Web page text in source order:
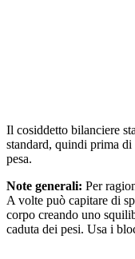
Il cosiddetto bilanciere
standard, quindi prima di
pesa.
Note generali: Per
A volte può capitare di
corpo creando uno
caduta dei pesi. Usa i